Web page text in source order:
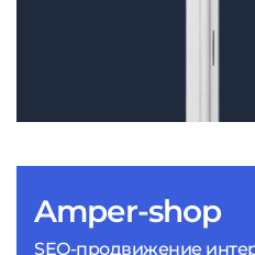
Amper-shop
SEO-продвижение